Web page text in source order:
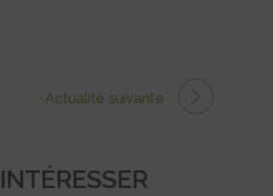
Actualité suivante